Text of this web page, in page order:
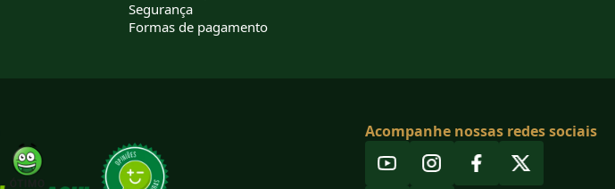
Segurança
Formas de pagamento
Acompanhe nossas redes sociais